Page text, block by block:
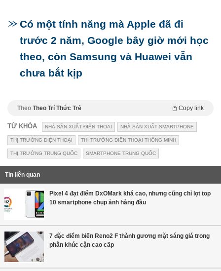
Có một tính năng mà Apple đã đi
trước 2 năm, Google bây giờ mới học
theo, còn Samsung và Huawei vẫn
chưa bắt kịp
Theo Theo Trí Thức Trẻ Copy link
TỪ KHÓA NHÀ SẢN XUẤT ĐIỆN THOẠI NHÀ SẢN XUẤT SMARTPHONE
THỊ TRƯỜNG ĐIỆN THOẠI THỊ TRƯỜNG ĐIỆN THOẠI THÔNG MINH
THỊ TRƯỜNG TRUNG QUỐC SMARTPHONE TRUNG QUỐC
Tin liên quan
Pixel 4 đạt điểm DxOMark khá cao, nhưng cũng chỉ lọt top
10 smartphone chụp ảnh hàng đầu
7 đặc điểm biến Reno2 F thành gương mặt sáng giá trong
phân khúc cận cao cấp